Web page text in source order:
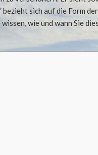
sich auf die Form
wie und wann Sie